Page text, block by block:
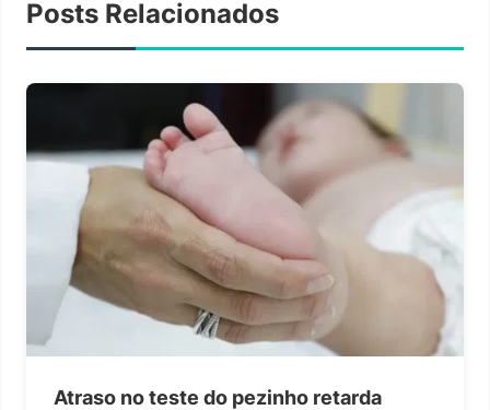
Posts Relacionados
Atraso no teste do pezinho retarda